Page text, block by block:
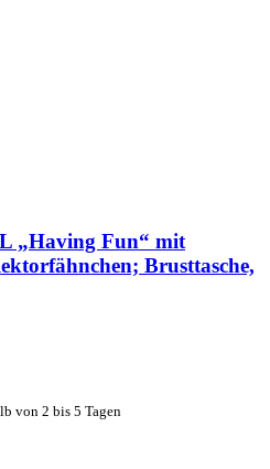
„Having Fun“ mit
Brusttasche,
von 2 bis 5 Tagen